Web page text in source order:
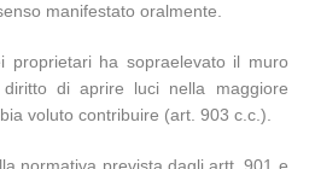
manifestato oralmente.
ha sopraelevato il muro
di aprire luci nella maggiore
voluto contribuire (art. 903 c.c.).